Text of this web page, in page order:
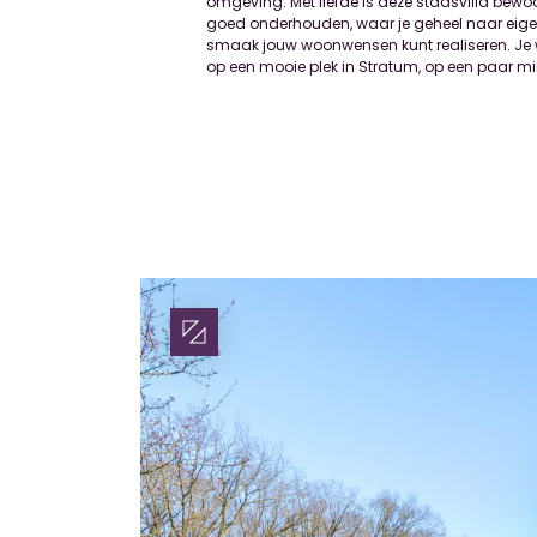
goed onderhouden, waar je geheel naar
smaak jouw woonwensen kunt realiseren. Je
op een mooie plek in Stratum, op een paar
BEGANE GROND Pure schoonheid, zowel binnen
buiten. Terwijl het grind onder je voeten